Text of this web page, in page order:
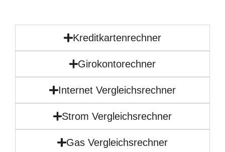
Kreditkartenrechner
Girokontorechner
Internet Vergleichsrechner
Strom Vergleichsrechner
Gas Vergleichsrechner